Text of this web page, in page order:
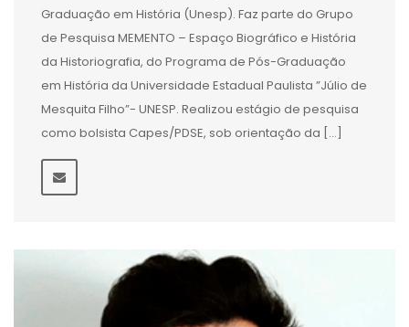
Graduação em História (Unesp). Faz parte do Grupo
de Pesquisa MEMENTO – Espaço Biográfico e História
da Historiografia, do Programa de Pós-Graduação
em História da Universidade Estadual Paulista ”Júlio de
Mesquita Filho”- UNESP. Realizou estágio de pesquisa
como bolsista Capes/PDSE, sob orientação da […]